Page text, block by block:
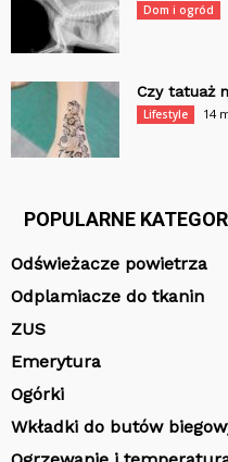
Dom i ogród
Czy tatuaż
Lifestyle 14
POPULARNE
Odświeżacze powietrza
Odplamiacze do tkanin
ZUS
Emerytura
Ogórki
Wkładki do butów